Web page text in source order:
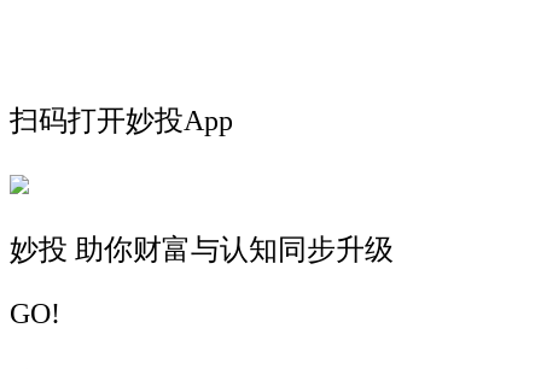
扫码打开妙投App
妙投 助你财富与认知同步升级
GO!